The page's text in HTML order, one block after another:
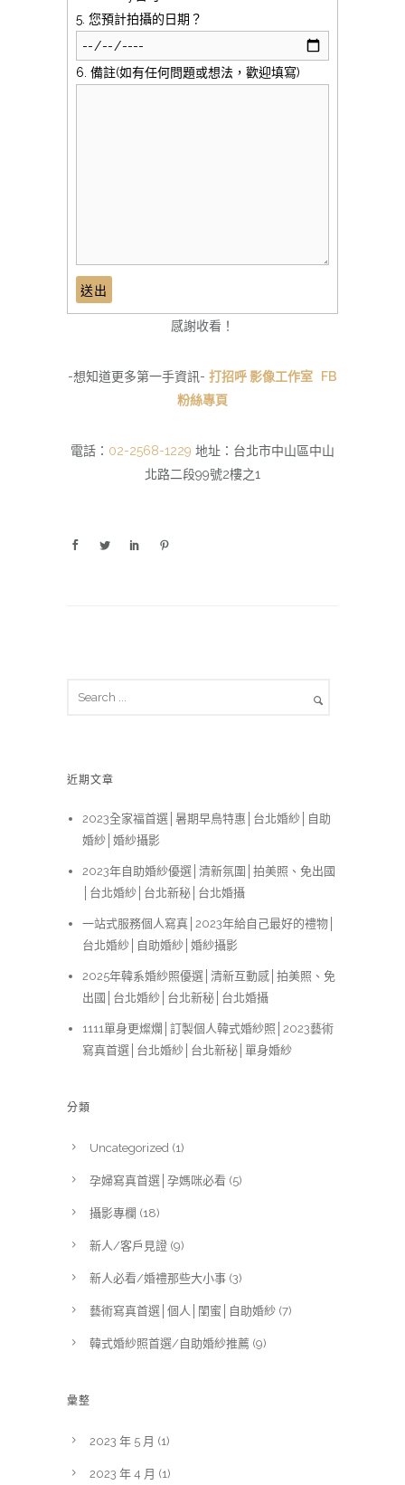
5. 您預計拍攝的日期？
6. 備註(如有任何問題或想法，歡迎填寫)
感謝收看！
-想知道更多第一手資訊- 打招呼 影像工作室 FB
粉絲專頁
電話： 02-2568-1229 地址：台北市中山區中山
北路二段99號2樓之1
近期文章
2023全家福首選│暑期早鳥特惠│台北婚紗│自助
婚紗│婚紗攝影
2023年自助婚紗優選│清新氛圍│拍美照、免出國
│台北婚紗│台北新秘│台北婚攝
一站式服務個人寫真│2023年給自己最好的禮物│
台北婚紗│自助婚紗│婚紗攝影
2025年韓系婚紗照優選│清新互動感│拍美照、免
出國│台北婚紗│台北新秘│台北婚攝
1111單身更燦爛│訂製個人韓式婚紗照│2023藝術
寫真首選│台北婚紗│台北新秘│單身婚紗
分類
Uncategorized (1)
孕婦寫真首選│孕媽咪必看 (5)
攝影專欄 (18)
新人/客戶見證 (9)
新人必看/婚禮那些大小事 (3)
藝術寫真首選│個人│閨蜜│自助婚紗 (7)
韓式婚紗照首選/自助婚紗推薦 (9)
彙整
2023 年 5 月 (1)
2023 年 4 月 (1)